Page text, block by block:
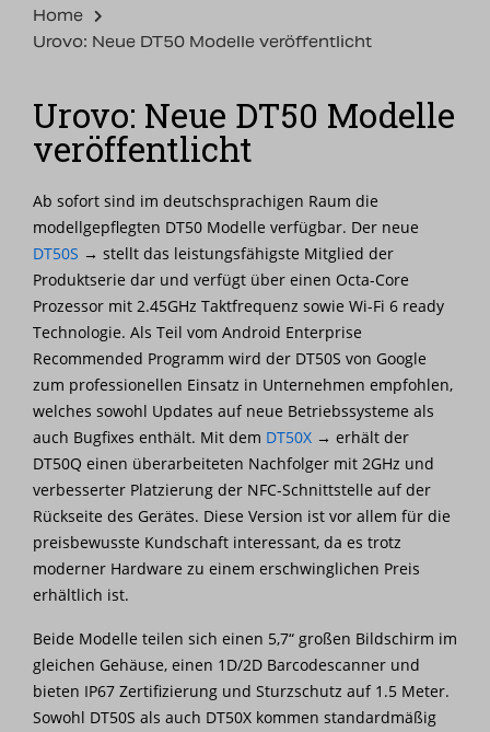
Home
Urovo: Neue DT50 Modelle veröffentlicht
Urovo: Neue DT50 Modelle
veröffentlicht
Ab sofort sind im deutschsprachigen Raum die
modellgepflegten DT50 Modelle verfügbar. Der neue
DT50S → stellt das leistungsfähigste Mitglied der
Produktserie dar und verfügt über einen Octa-Core
Prozessor mit 2.45GHz Taktfrequenz sowie Wi-Fi 6 ready
Technologie. Als Teil vom Android Enterprise
Recommended Programm wird der DT50S von Google
zum professionellen Einsatz in Unternehmen empfohlen,
welches sowohl Updates auf neue Betriebssysteme als
auch Bugfixes enthält. Mit dem DT50X → erhält der
DT50Q einen überarbeiteten Nachfolger mit 2GHz und
verbesserter Platzierung der NFC-Schnittstelle auf der
Rückseite des Gerätes. Diese Version ist vor allem für die
preisbewusste Kundschaft interessant, da es trotz
moderner Hardware zu einem erschwinglichen Preis
erhältlich ist.
Beide Modelle teilen sich einen 5,7“ großen Bildschirm im
gleichen Gehäuse, einen 1D/2D Barcodescanner und
bieten IP67 Zertifizierung und Sturzschutz auf 1.5 Meter.
Sowohl DT50S als auch DT50X kommen standardmäßig